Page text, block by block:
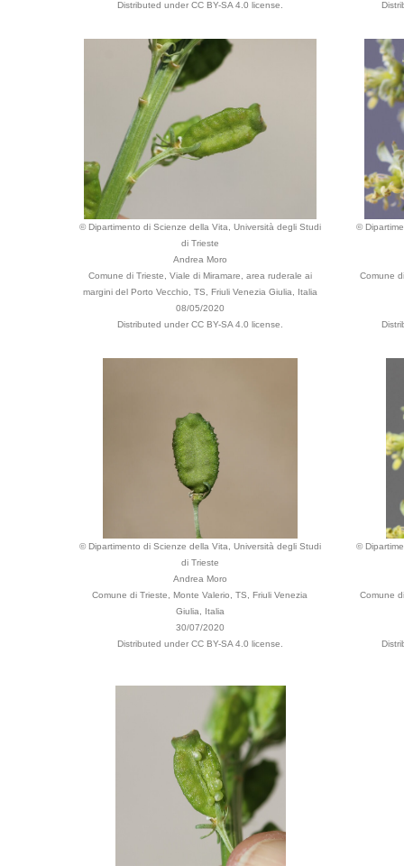
Distributed under CC BY-SA 4.0 license.
© Dipartimento di Scienze della Vita, Università degli Studi
di Trieste
Andrea Moro
Comune di Trieste, Viale di Miramare, area ruderale ai
margini del Porto Vecchio, TS, Friuli Venezia Giulia, Italia
08/05/2020
Distributed under CC BY-SA 4.0 license.
©
Comune
© Dipartimento di Scienze della Vita, Università degli Studi
di Trieste
Andrea Moro
Comune di Trieste, Monte Valerio, TS, Friuli Venezia
Giulia, Italia
30/07/2020
Distributed under CC BY-SA 4.0 license.
©
Comune